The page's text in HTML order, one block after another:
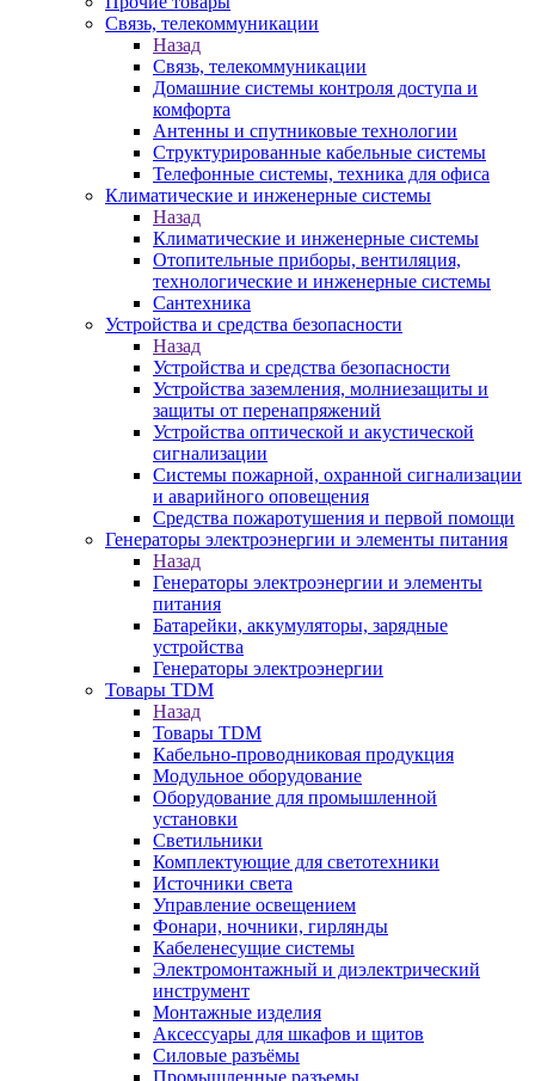
Связь, телекоммуникации
Назад
Связь, телекоммуникации
Домашние системы контроля доступа и
комфорта
Антенны и спутниковые технологии
Структурированные кабельные системы
Телефонные системы, техника для офиса
Климатические и инженерные системы
Назад
Климатические и инженерные системы
Отопительные приборы, вентиляция,
технологические и инженерные системы
Сантехника
Устройства и средства безопасности
Назад
Устройства и средства безопасности
Устройства заземления, молниезащиты и
защиты от перенапряжений
Устройства оптической и акустической
сигнализации
Системы пожарной, охранной сигнализации
и аварийного оповещения
Средства пожаротушения и первой помощи
Генераторы электроэнергии и элементы питания
Назад
Генераторы электроэнергии и элементы
питания
Батарейки, аккумуляторы, зарядные
устройства
Генераторы электроэнергии
Товары TDM
Назад
Товары TDM
Кабельно-проводниковая продукция
Модульное оборудование
Оборудование для промышленной
установки
Светильники
Комплектующие для светотехники
Источники света
Управление освещением
Фонари, ночники, гирлянды
Кабеленесущие системы
Электромонтажный и диэлектрический
инструмент
Монтажные изделия
Аксессуары для шкафов и щитов
Силовые разъёмы
Промышленные разъемы